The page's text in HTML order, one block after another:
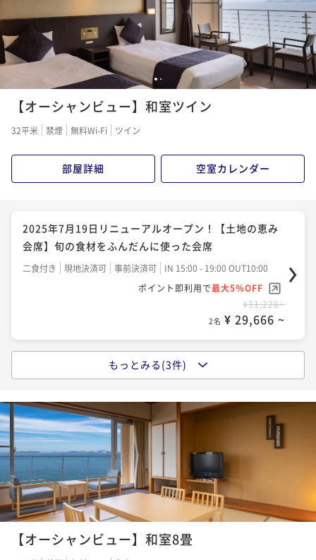
¥30,388~
2名 ¥ 28,868 ~
2025年7月19日リニューアルオープン！【特別会席】
食材にこだわり贅を尽くした特別会席
¥36,394~
2名 ¥ 34,574 ~
2025年7月19日リニューアルオープン！ 【季節の会
席】季節の食材を愉しむ会席
二食付き 現地決済可 事前決済可
IN 15:00 - 19:00 OUT10:00
ポイント即利用で 最大5％OFF
¥38,850~
2名 ¥ 36,907 ~
1 2
【オーシャンビュー】和室ツイン
32平米 禁煙 無料Wi-Fi ツイン
部屋詳細 空室カレンダー
2025年7月19日リニューアルオープン！【土地の恵み
会席】旬の食材をふんだんに使った会席
二食付き 現地決済可 事前決済可
IN 15:00 - 19:00 OUT10:00
ポイント即利用で最大5％OFF
¥31,228~
2名 ¥ 29,666 ~
2025年7月19日リニューアルオープン！【土地の恵み
二食付き 現地決済可 事前決済可
IN 15:00 - 19:00 OUT10:00
ポイント即利用で
¥31,228~
¥ 29,666 ~
2025年7月19日リニューアルオープン！【特別会席】
食材にこだわり贅を尽くした特別会席
もっとみる(3件)
【オーシャンビュー】和室8畳